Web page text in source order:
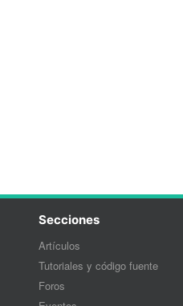
Secciones
Artículos
Tutoriales y código fuente
Foros